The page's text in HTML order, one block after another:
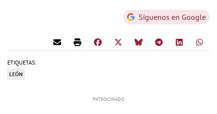
Síguenos en Google
ETIQUETAS:
LEÓN